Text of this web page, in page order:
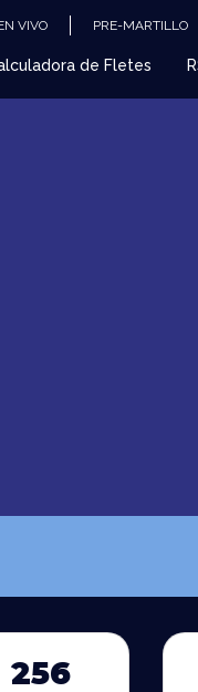
VIVO PRE-MARTILLO
de Fletes
256